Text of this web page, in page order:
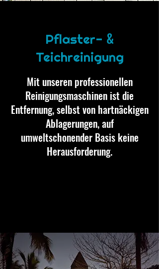
Pflaster- &
Teichreinigung
Mit unseren professionellen
Reinigungsmaschinen ist die
Entfernung, selbst von hartnäckigen
Ablagerungen, auf
umweltschonender Basis keine
Herausforderung.